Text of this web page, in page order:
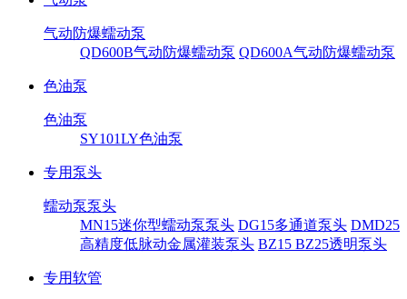
气动防爆蠕动泵
QD600B气动防爆蠕动泵 QD600A气动防爆蠕动泵
色油泵
色油泵
SY101LY色油泵
专用泵头
蠕动泵泵头
MN15迷你型蠕动泵泵头 DG15多通道泵头 DMD25
高精度低脉动金属灌装泵头 BZ15 BZ25透明泵头
专用软管